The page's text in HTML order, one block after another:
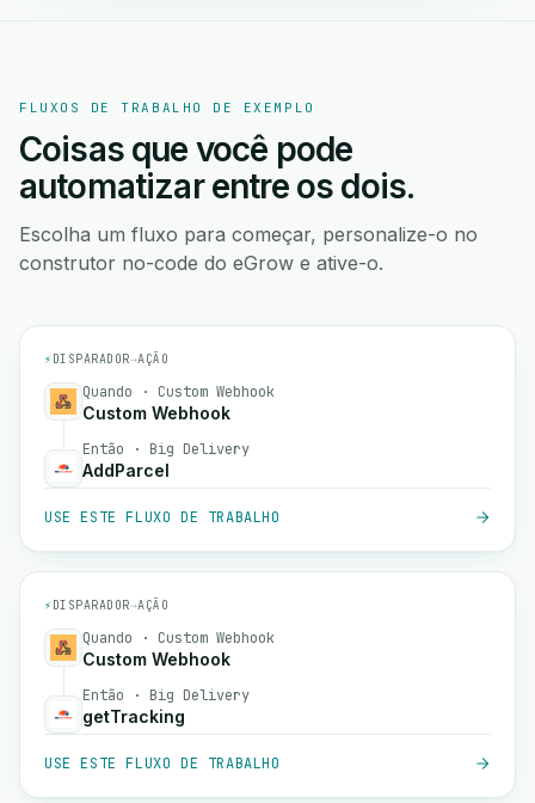
FLUXOS DE TRABALHO DE EXEMPLO
Coisas que você pode
automatizar entre os dois.
Escolha um fluxo para começar, personalize-o no
construtor no-code do eGrow e ative-o.
⚡ DISPARADOR→AÇÃO
Quando · Custom Webhook
Custom Webhook
Então · Big Delivery
AddParcel
USE ESTE FLUXO DE TRABALHO
⚡ DISPARADOR→AÇÃO
Quando · Custom Webhook
Custom Webhook
Então · Big Delivery
getTracking
USE ESTE FLUXO DE TRABALHO